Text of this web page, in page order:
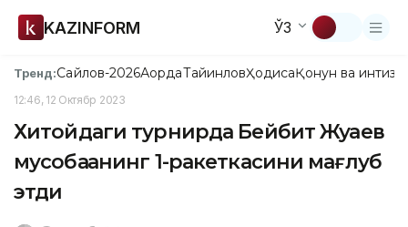
KAZINFORM ЎЗ
Тренд:Сайлов-2026АқордаТайинловҲодисаҚонун ва
12:46, 12 Октябр 2023
Хитойдаги турнирда Бейбит Жуқаев
мусобақанинг 1-ракеткасини мағлуб
этди